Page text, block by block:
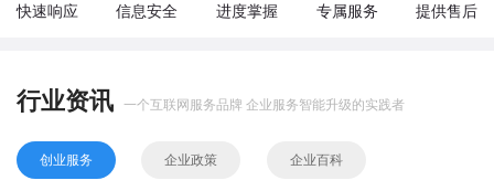
快速响应 信息安全 进度掌握 专属服务 提供售后
行业资讯 一个互联网服务品牌 企业服务智能升级的实践者
创业服务 企业政策 企业百科